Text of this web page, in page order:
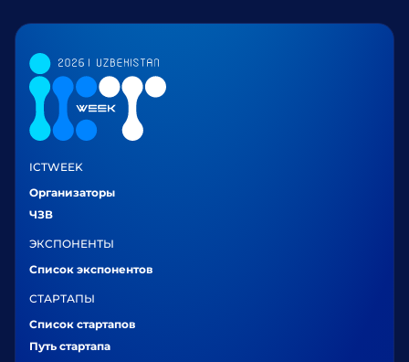
ICTWEEK
Организаторы
ЧЗВ
ЭКСПОНЕНТЫ
Список экспонентов
СТАРТАПЫ
Список стартапов
Путь стартапа